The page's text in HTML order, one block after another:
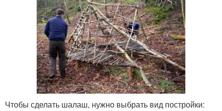
Чтобы сделать шалаш, нужно выбрать вид постройки: